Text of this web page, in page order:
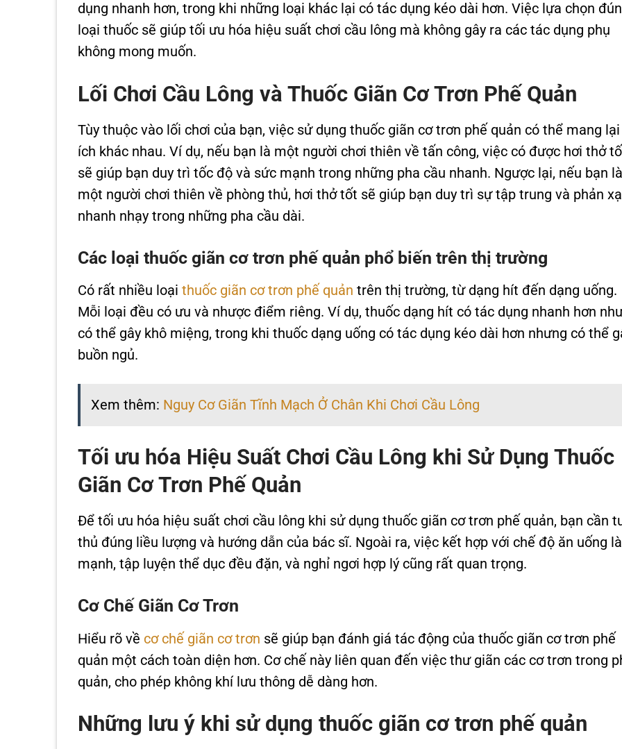
dụng nhanh hơn, trong khi những loại khác lại có tác dụng kéo dài hơn. Việc lựa chọn
loại thuốc sẽ giúp tối ưu hóa hiệu suất chơi cầu lông mà không gây ra các tác dụng phụ
không mong muốn.
Lối Chơi Cầu Lông và Thuốc Giãn Cơ Trơn Phế Quản
Tùy thuộc vào lối chơi của bạn, việc sử dụng thuốc giãn cơ trơn phế quản có thể mang
ích khác nhau. Ví dụ, nếu bạn là một người chơi thiên về tấn công, việc có được hơi thở
sẽ giúp bạn duy trì tốc độ và sức mạnh trong những pha cầu nhanh. Ngược lại, nếu bạn là
một người chơi thiên về phòng thủ, hơi thở tốt sẽ giúp bạn duy trì sự tập trung và phản xạ
nhanh nhạy trong những pha cầu dài.
Các loại thuốc giãn cơ trơn phế quản phổ biến trên thị trường
Có rất nhiều loại thuốc giãn cơ trơn phế quản trên thị trường, từ dạng hít đến dạng uống.
Mỗi loại đều có ưu và nhược điểm riêng. Ví dụ, thuốc dạng hít có tác dụng nhanh hơn
có thể gây khô miệng, trong khi thuốc dạng uống có tác dụng kéo dài hơn nhưng có thể
buồn ngủ.
Xem thêm: Nguy Cơ Giãn Tĩnh Mạch Ở Chân Khi Chơi Cầu Lông
Tối ưu hóa Hiệu Suất Chơi Cầu Lông khi Sử Dụng Thuốc
Giãn Cơ Trơn Phế Quản
Để tối ưu hóa hiệu suất chơi cầu lông khi sử dụng thuốc giãn cơ trơn phế quản, bạn cần
thủ đúng liều lượng và hướng dẫn của bác sĩ. Ngoài ra, việc kết hợp với chế độ ăn uống
mạnh, tập luyện thể dục đều đặn, và nghỉ ngơi hợp lý cũng rất quan trọng.
Cơ Chế Giãn Cơ Trơn
Hiểu rõ về cơ chế giãn cơ trơn sẽ giúp bạn đánh giá tác động của thuốc giãn cơ trơn phế
quản một cách toàn diện hơn. Cơ chế này liên quan đến việc thư giãn các cơ trơn trong
quản, cho phép không khí lưu thông dễ dàng hơn.
Những lưu ý khi sử dụng thuốc giãn cơ trơn phế quản